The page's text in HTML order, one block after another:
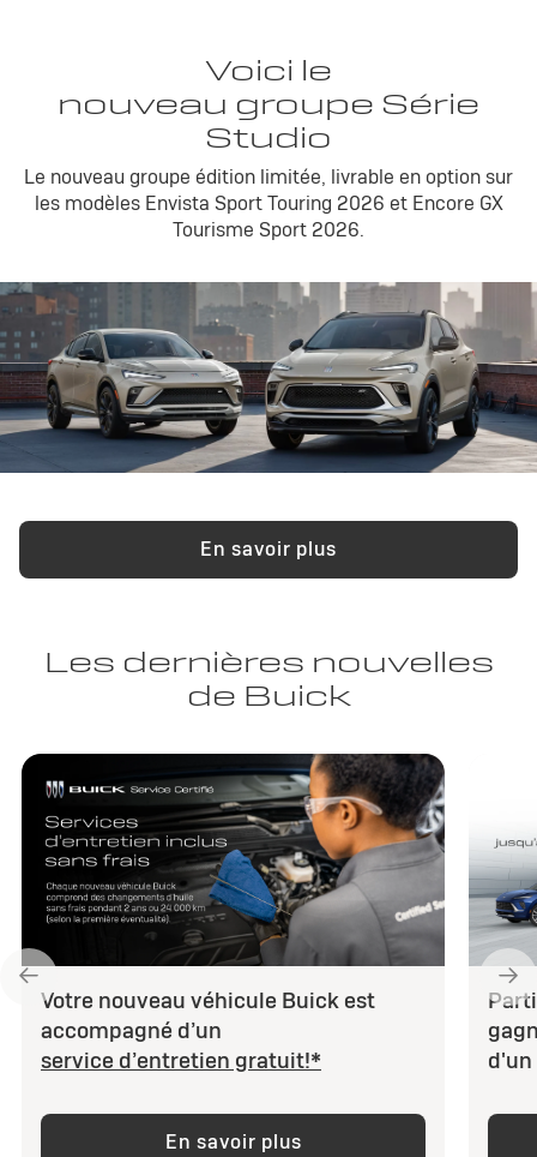
Voici le
nouveau groupe Série
Studio
Le nouveau groupe édition limitée, livrable en option sur
les modèles Envista Sport Touring 2026 et Encore GX
Tourisme Sport 2026.
En savoir plus
Les dernières nouvelles
de Buick
Votre nouveau véhicule Buick est
accompagné d’un
service d’entretien gratuit!*
En savoir plus